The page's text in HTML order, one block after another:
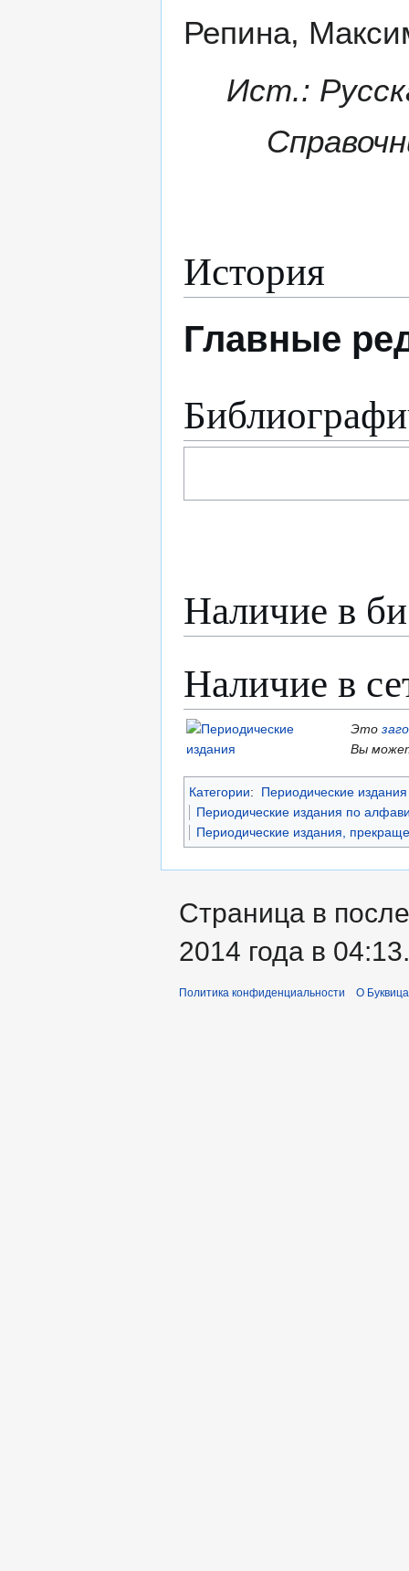
Репина,
Ист.:
История
Главные
Наличие в
Наличие в
Это
Вы
Категории:
Периодические
Периодические издания по
Периодические издания,
Страница в
2014 года в 04:13.
Политика конфиденциальности О Буквица